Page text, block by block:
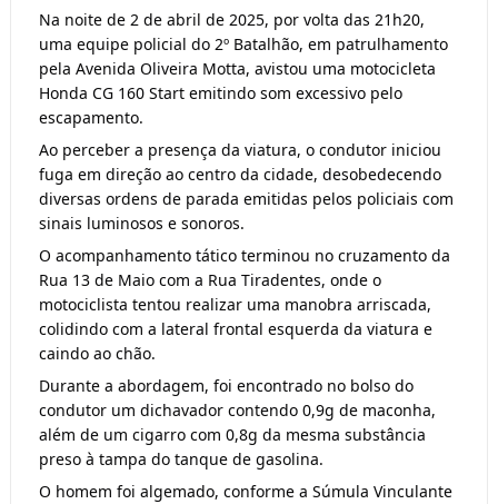
Na noite de 2 de abril de 2025, por volta das 21h20,
uma equipe policial do 2º Batalhão, em patrulhamento
pela Avenida Oliveira Motta, avistou uma motocicleta
Honda CG 160 Start emitindo som excessivo pelo
escapamento.
Ao perceber a presença da viatura, o condutor iniciou
fuga em direção ao centro da cidade, desobedecendo
diversas ordens de parada emitidas pelos policiais com
sinais luminosos e sonoros.
O acompanhamento tático terminou no cruzamento da
Rua 13 de Maio com a Rua Tiradentes, onde o
motociclista tentou realizar uma manobra arriscada,
colidindo com a lateral frontal esquerda da viatura e
caindo ao chão.
Durante a abordagem, foi encontrado no bolso do
condutor um dichavador contendo 0,9g de maconha,
além de um cigarro com 0,8g da mesma substância
preso à tampa do tanque de gasolina.
O homem foi algemado, conforme a Súmula Vinculante